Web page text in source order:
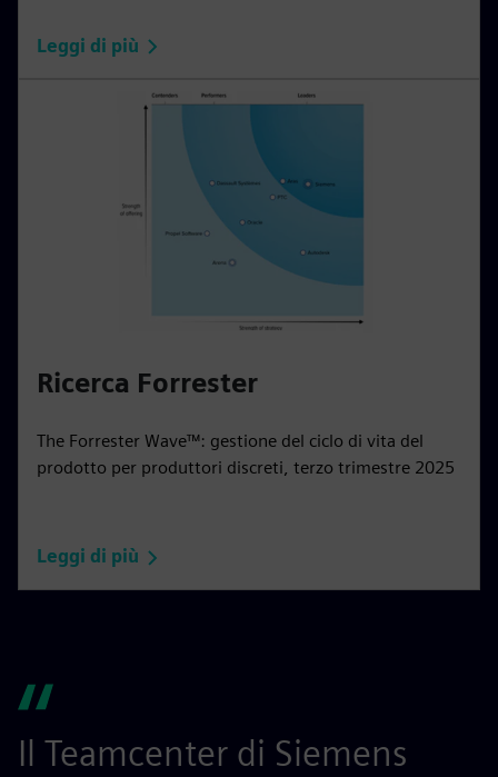
Leggi di più
Ricerca Forrester
The Forrester Wave™: gestione del ciclo di vita del
prodotto per produttori discreti, terzo trimestre 2025
Leggi di più
Il Teamcenter di Siemens